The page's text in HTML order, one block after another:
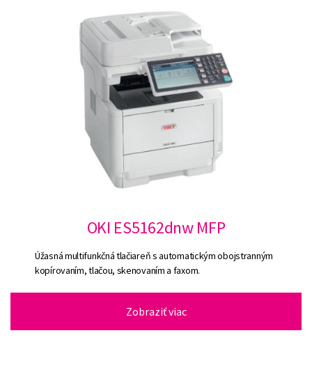
OKI ES5162dnw MFP
Úžasná multifunkčná tlačiareň s automatickým obojstranným
kopírovaním, tlačou, skenovaním a faxom.
Zobraziť viac